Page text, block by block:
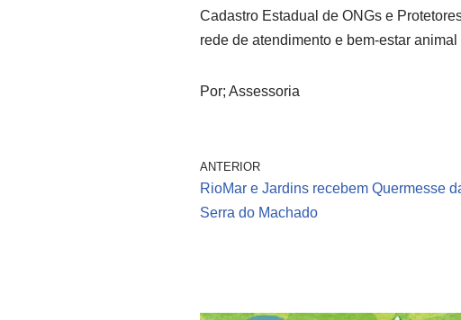
Cadastro Estadual de ONGs e
rede de atendimento e bem-estar
Por; Assessoria
ANTERIOR
RioMar e Jardins recebem Quermesse
Serra do Machado